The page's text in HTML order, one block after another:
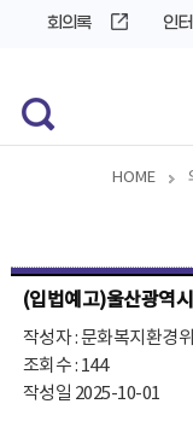
회의록 인
HOME
(입법예고)울산광역
작성자 : 문화복지환경
조회수 : 144
작성일 2025-10-01